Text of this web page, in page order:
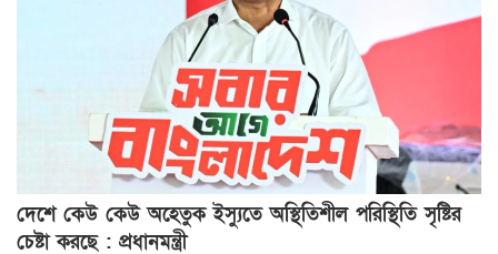
দেশে কেউ কেউ অহেতুক ইস্যুতে অস্থিতিশীল পরিস্থিতি সৃষ্টির
চেষ্টা করছে : প্রধানমন্ত্রী